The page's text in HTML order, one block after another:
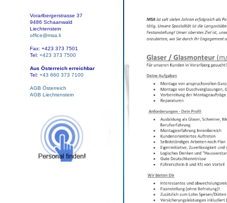
Vorarlbergerstrasse 37
9486 Schaanwald
Liechtenstein
office@msa.li
Fax: +423 373 7501
Tel: +423 373 7500
Aus Österreich erreichbar
Tel: +43 660 373 7100
AGB Österreich
AGB Liechtenstein